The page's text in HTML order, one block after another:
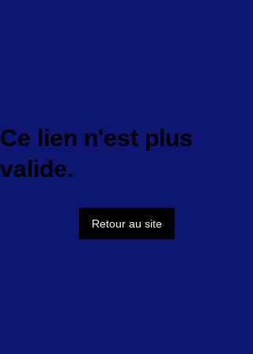
Ce lien n'est plus
valide.
Retour au site